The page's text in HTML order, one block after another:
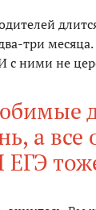
три
с ними не
а все
ЕГЭ